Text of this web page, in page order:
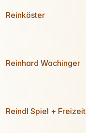
Reinköster
Reinhard Wachinger
Reindl Spiel + Freizeit